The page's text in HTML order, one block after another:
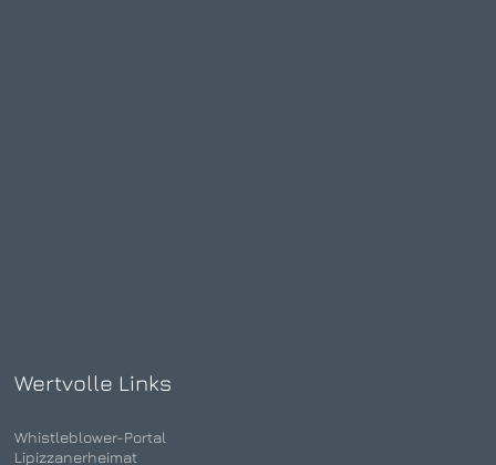
Wertvolle Links
Whistleblower-Portal
Lipizzanerheimat